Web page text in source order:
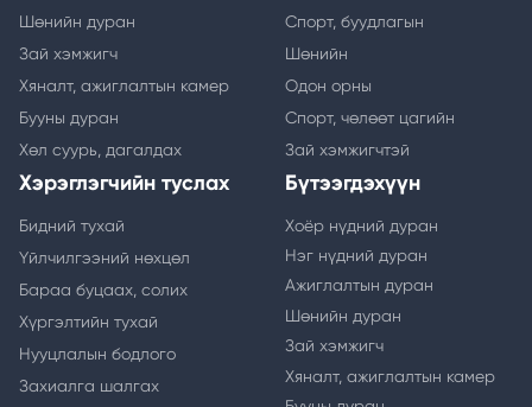
Шөнийн дуран
Зай хэмжигч
Хяналт, ажиглалтын камер
Бууны дуран
Хөл суурь, дагалдах
Спорт, буудлагын
Шөнийн
Одон орны
Спорт, чөлөөт цагийн
Зай хэмжигчтэй
Хэрэглэгчийн туслах
Бидний тухай
Үйлчилгээний нөхцөл
Бараа буцаах, солих
Хүргэлтийн тухай
Нууцлалын бодлого
Захиалга шалгах
Бүтээгдэхүүн
Хоёр нүдний дуран
Нэг нүдний дуран
Ажиглалтын дуран
Шөнийн дуран
Зай хэмжигч
Хяналт, ажиглалтын камер